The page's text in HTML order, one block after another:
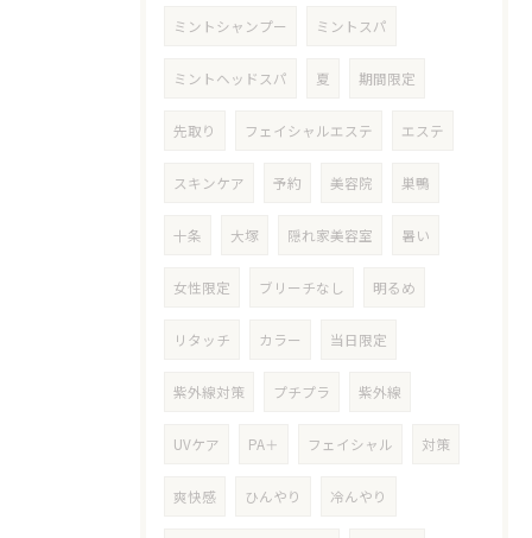
ミントシャンプー ミントスパ
ミントヘッドスパ 夏 期間限定
先取り フェイシャルエステ エステ
スキンケア 予約 美容院 巣鴨
十条 大塚 隠れ家美容室 暑い
女性限定 ブリーチなし 明るめ
リタッチ カラー 当日限定
紫外線対策 プチプラ 紫外線
UVケア PA＋ フェイシャル 対策
爽快感 ひんやり 冷んやり